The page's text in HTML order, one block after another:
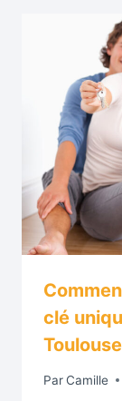
clé
ParCamille